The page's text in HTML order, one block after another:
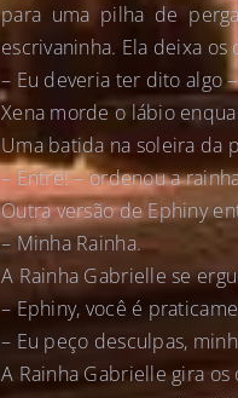
para uma pilha de
escrivaninha. Ela deixa
– Eu deveria ter dito algo
Xena morde o lábio
Uma batida na soleira da
– Entre! – ordenou a
Outra versão de Ephiny
– Minha Rainha.
A Rainha Gabrielle se
– Ephiny, você é
– Eu peço desculpas,
A Rainha Gabrielle gira